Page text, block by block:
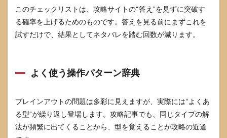
このチェックリストは、攻略サイトの“答え”を見ずに突破す
る確率を上げるためのものです。答えを見る前にまずこれを
試すだけで、結果としてネタバレを踏む回数が減ります。
よく使う操作パターン辞典
ブレインアウトの問題は多彩に見えますが、実際には“よくあ
る型”が繰り返し登場します。攻略記事でも、同じタイプの解
法が頻繁に出てくることから、型を覚えることが攻略の近道